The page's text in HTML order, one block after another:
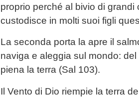
proprio perché al bivio di grandi
custodisce in molti suoi figli
La seconda porta la apre il
naviga e aleggia sul mondo:
piena la terra (Sal 103).
Il Vento di Dio riempie la terra